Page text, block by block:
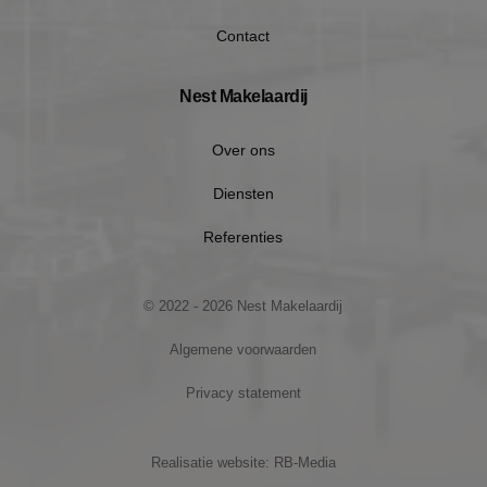
Contact
Nest Makelaardij
Over ons
Diensten
Referenties
© 2022 - 2026 Nest Makelaardij
Algemene voorwaarden
Privacy statement
Realisatie website: RB-Media